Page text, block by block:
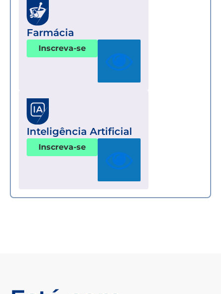
Farmácia
Inscreva-se
Inteligência Artificial
Inscreva-se